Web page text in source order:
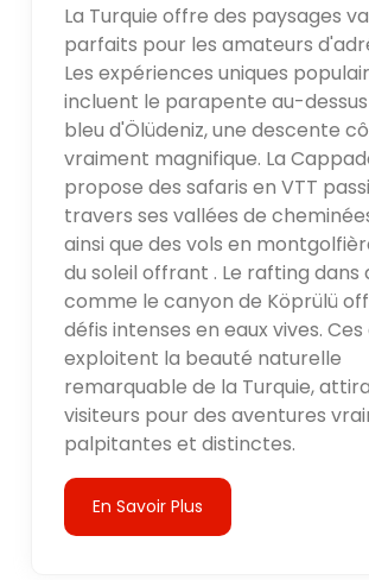
La Turquie offre des paysages
parfaits pour les amateurs
Les expériences uniques
incluent le parapente au-dessus
bleu d'Ölüdeniz, une descente
vraiment magnifique. La
propose des safaris en VTT
travers ses vallées de
ainsi que des vols en
du soleil offrant . Le rafting dans
comme le canyon de Köprülü
défis intenses en eaux vives.
exploitent la beauté naturelle
remarquable de la Turquie,
visiteurs pour des aventures
palpitantes et distinctes.
En Savoir Plus